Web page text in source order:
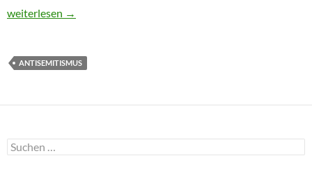
DJV-Führer schauen weg bei Antisemitismus
weiterlesen →
ANTISEMITISMUS
Suchen
nach: